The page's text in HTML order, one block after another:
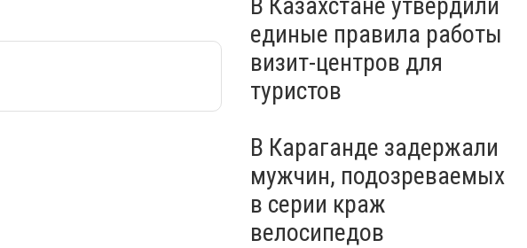
единые правила работы
визит-центров для
туристов
В Караганде задержали
мужчин, подозреваемых
в серии краж
велосипедов